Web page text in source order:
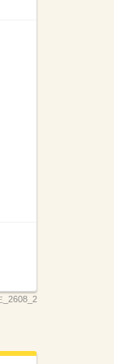
_2608_2